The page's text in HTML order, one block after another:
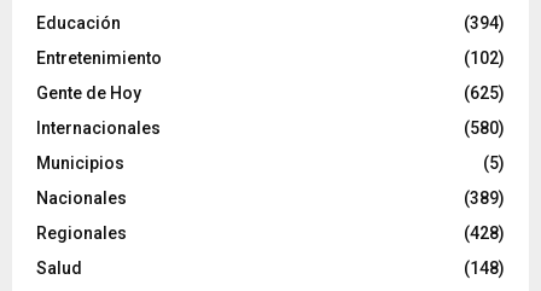
Educación
(394)
Entretenimiento
(102)
Gente de Hoy
(625)
Internacionales
(580)
Municipios
(5)
Nacionales
(389)
Regionales
(428)
Salud
(148)